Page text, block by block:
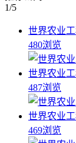
1/5
世界农业
480浏览
世界农业
487浏览
世界农业
469浏览